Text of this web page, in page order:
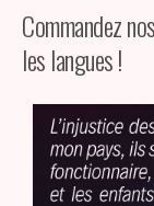
Commandez
les langues !